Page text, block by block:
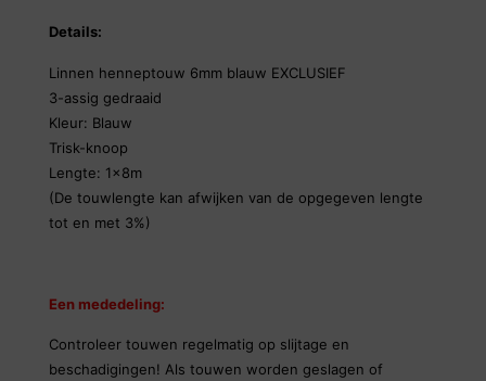
Details:
Linnen henneptouw 6mm blauw EXCLUSIEF
3-assig gedraaid
Kleur: Blauw
Trisk-knoop
Lengte: 1x8m
(De touwlengte kan afwijken van de opgegeven lengte
tot en met 3%)
Een mededeling:
Controleer touwen regelmatig op slijtage en
beschadigingen! Als touwen worden geslagen of